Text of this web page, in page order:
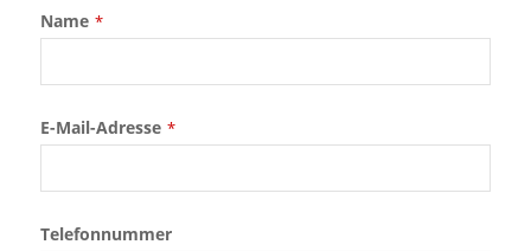
Business
Email
Name *
E-Mail-Adresse *
Telefonnummer